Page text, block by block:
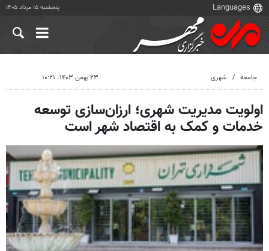
پنجشنبه ۱۵ مرداد ۱۴۰۵
جامعه شهری ۲۳ بهمن ۱۴۰۳، ۱۰:۲۱
‌اولویت مدیریت شهری؛ ارزان‌سازی توسعه
خدمات و کمک به اقتصاد شهر است